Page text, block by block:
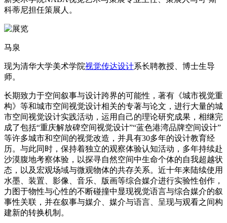
科蒂尼担任策展人。
马泉
现为清华大学美术学院视觉传达设计系长聘教授、博士生导
师。
长期致力于空间叙事与设计跨界的可能性，著有《城市视觉重
构》等和城市空间视觉设计相关的专著与论文，进行大量的城
市空间视觉设计实践活动，运用自己的理论研究成果，相继完
成了包括“重庆解放碑空间视觉设计”“蓝色港湾品牌空间设计”
等许多城市和空间的视觉改造，并具有30多年的设计教育经
历。与此同时，保持着独立的观察体验认知活动，多年持续赴
沙漠腹地考察体验，以探寻自然空间中生命个体的自我超越状
态，以及宏观场域与微观物体的共存关系。近十年来陆续使用
水墨、装置、影像、音乐、版画等综合媒介进行实验性创作，
力图于物性与心性的不断碰撞中显现视觉语言与综合媒介的叙
事性关联，并在叙事与媒介、媒介与语言、呈现与观看之间构
建新的转换机制。